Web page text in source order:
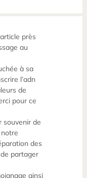
près
au
à sa
l’adn
de
pour ce
souvenir de
des
partager
ainsi